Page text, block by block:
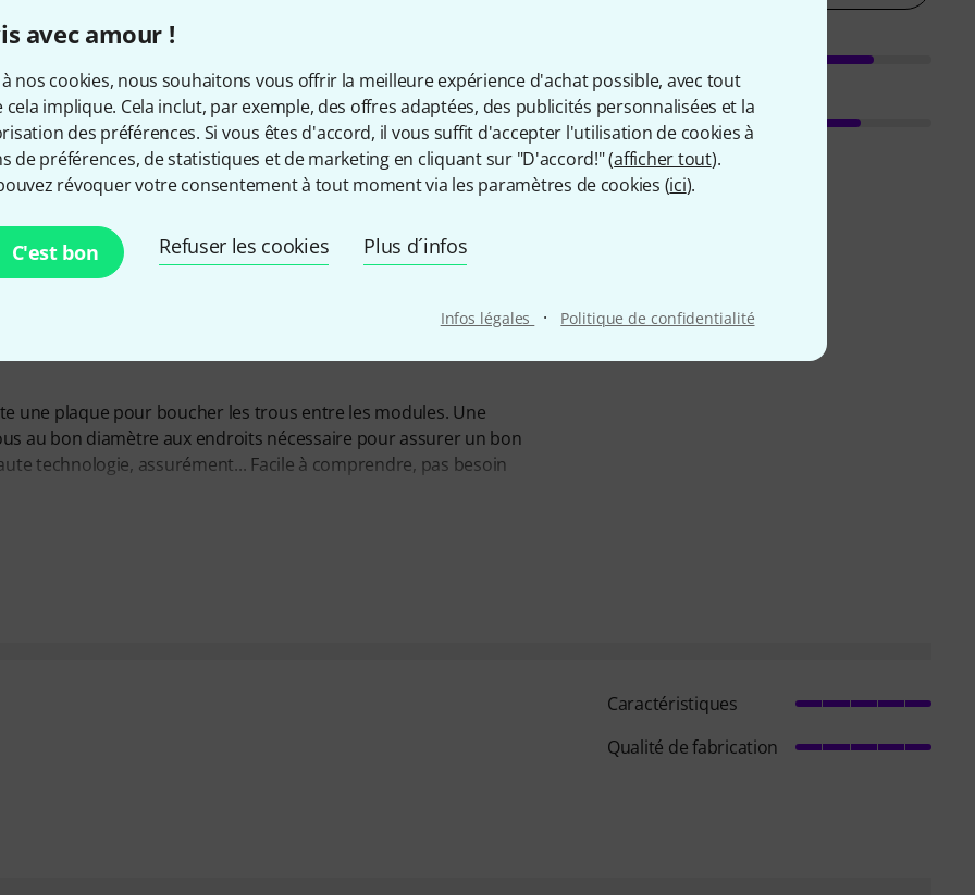
avec amour !
à nos cookies, nous souhaitons vous offrir la meilleure expérience d'achat possible, avec tout
cela implique. Cela inclut, par exemple, des offres adaptées, des publicités personnalisées et la
des préférences. Si vous êtes d'accord, il vous suffit d'accepter l'utilisation de cookies à
de préférences, de statistiques et de marketing en cliquant sur "D'accord!" (afficher tout).
révoquer votre consentement à tout moment via les paramètres de cookies (ici).
C'est bon Refuser les cookies Plus d´infos
Infos légales · Politique de confidentialité
DE FABRICATION
une plaque pour boucher les trous entre les modules. Une
au bon diamètre aux endroits nécessaire pour assurer un bon
technologie, assurément... Facile à comprendre, pas besoin
Caractéristiques
Qualité de fabrication